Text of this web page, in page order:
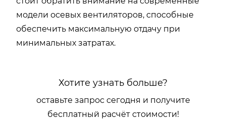
модели осевых вентиляторов, способные
обеспечить максимальную отдачу при
минимальных затратах.
Хотите узнать больше?
оставьте запрос сегодня и получите
бесплатный расчёт стоимости!